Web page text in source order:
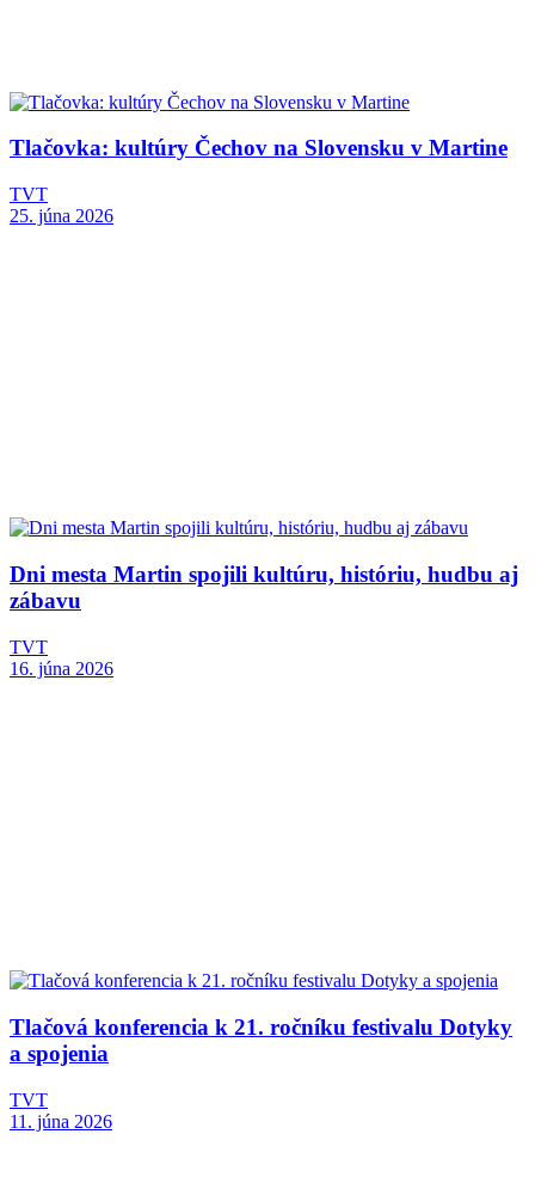
Tlačovka: kultúry Čechov na Slovensku v Martine
TVT
25. júna 2026
Dni mesta Martin spojili kultúru, históriu, hudbu aj
zábavu
TVT
16. júna 2026
Tlačová konferencia k 21. ročníku festivalu Dotyky
a spojenia
TVT
11. júna 2026